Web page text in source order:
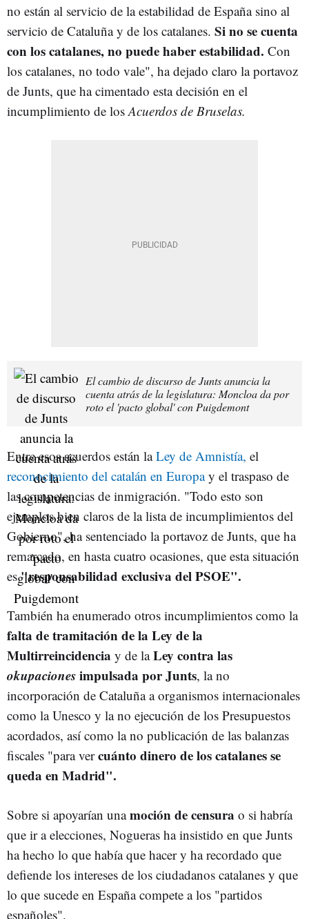
no están al servicio de la estabilidad de España sino al
servicio de Cataluña y de los catalanes. Si no se cuenta
con los catalanes, no puede haber estabilidad. Con
los catalanes, no todo vale", ha dejado claro la portavoz
de Junts, que ha cimentado esta decisión en el
incumplimiento de los Acuerdos de Bruselas.
El cambio de discurso de Junts anuncia la
cuenta atrás de la legislatura: Moncloa da por
roto el 'pacto global' con Puigdemont
Entre esos acuerdos están laLey de Amnistía, el
reconocimiento del catalán en Europay el traspaso de
las competencias de inmigración. "Todo esto son
ejemplos bien claros de la lista de incumplimientos del
Gobierno", ha sentenciado la portavoz de Junts, que ha
remarcado, en hasta cuatro ocasiones, que esta situación
es"responsabilidad exclusiva del PSOE".
También ha enumerado otros incumplimientos como la
falta de tramitación de la Ley de la
Multirreincidencia y de laLey contra las
okupacionesimpulsada por Junts, la no
incorporación de Cataluña a organismos internacionales
como la Unesco y la no ejecución de los Presupuestos
acordados, así como la no publicación de las balanzas
fiscales "para vercuánto dinero de los catalanes se
queda en Madrid".
Sobre si apoyarían unamoción de censura o si habría
que ir a elecciones, Nogueras ha insistido en que Junts
ha hecho lo que había que hacer y ha recordado que
defiende los intereses de los ciudadanos catalanes y que
lo que sucede en España compete a los "partidos
españoles".